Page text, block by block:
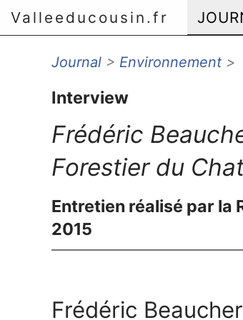
Valleeducousin.fr
Aller au menu principal
Aller au menu secondaire
Aller à la recherche
Journal > Environnement >
Interview
Frédéric
Forestier du
Entretien réalisé par la
2015
Frédéric